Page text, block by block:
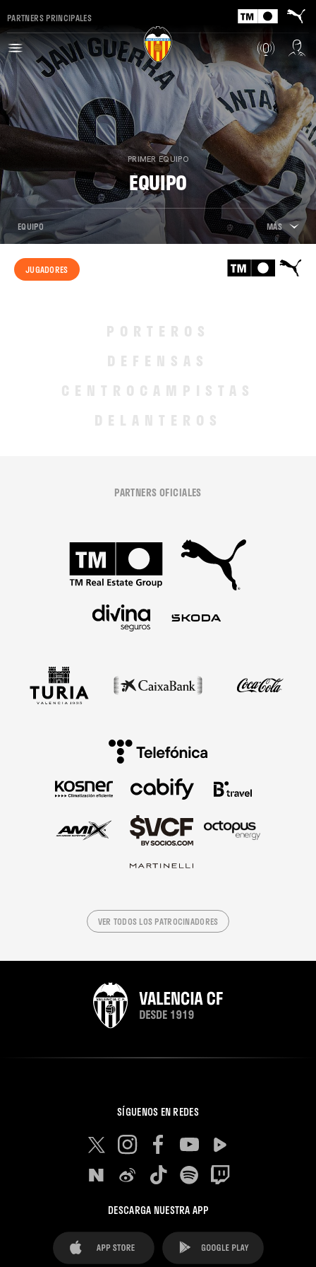
PARTNERS PRINCIPALES
PRIMER EQUIPO
EQUIPO
EQUIPO MÁS
JUGADORES
PORTEROS
DEFENSAS
CENTROCAMPISTAS
DELANTEROS
PARTNERS OFICIALES
VER TODOS LOS PATROCINADORES
SÍGUENOS EN REDES
DESCARGA NUESTRA APP